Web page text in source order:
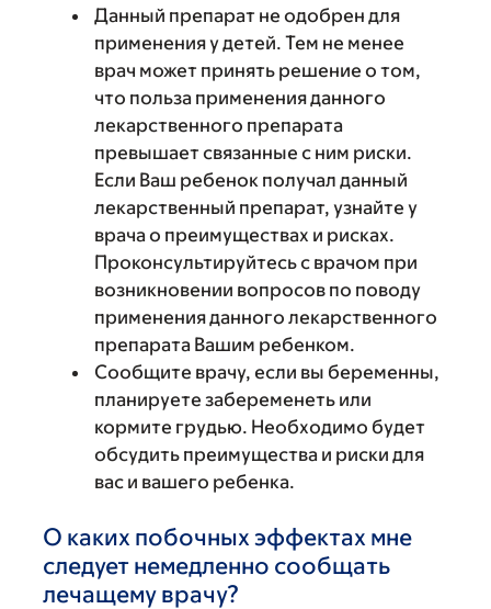
Данный препарат не одобрен для
применения у детей. Тем не менее
врач может принять решение о том,
что польза применения данного
лекарственного препарата
превышает связанные с ним риски.
Если Ваш ребенок получал данный
лекарственный препарат, узнайте у
врача о преимуществах и рисках.
Проконсультируйтесь с врачом при
возникновении вопросов по поводу
применения данного лекарственного
препарата Вашим ребенком.
Сообщите врачу, если вы беременны,
планируете забеременеть или
кормите грудью. Необходимо будет
обсудить преимущества и риски для
вас и вашего ребенка.
О каких побочных эффектах мне
следует немедленно сообщать
лечащему врачу?